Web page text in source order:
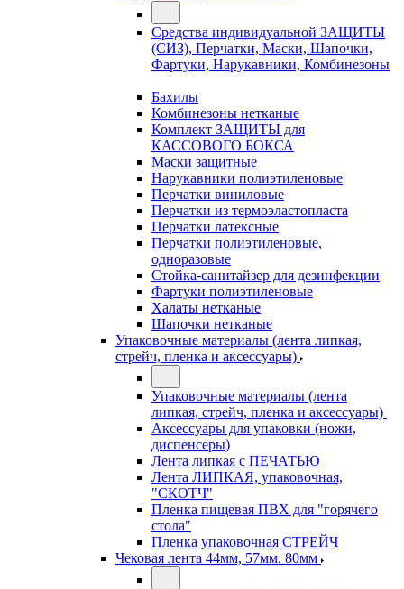
Средства индивидуальной ЗАЩИТЫ
(СИЗ), Перчатки, Маски, Шапочки,
Фартуки, Нарукавники, Комбинезоны
Бахилы
Комбинезоны нетканые
Комплект ЗАЩИТЫ для
КАССОВОГО БОКСА
Маски защитные
Нарукавники полиэтиленовые
Перчатки виниловые
Перчатки из термоэластопласта
Перчатки латексные
Перчатки полиэтиленовые,
одноразовые
Стойка-санитайзер для дезинфекции
Фартуки полиэтиленовые
Халаты нетканые
Шапочки нетканые
Упаковочные материалы (лента липкая,
стрейч, пленка и аксессуары)
Упаковочные материалы (лента
липкая, стрейч, пленка и аксессуары)
Аксессуары для упаковки (ножи,
диспенсеры)
Лента липкая с ПЕЧАТЬЮ
Лента ЛИПКАЯ, упаковочная,
"СКОТЧ"
Пленка пищевая ПВХ для "горячего
стола"
Пленка упаковочная СТРЕЙЧ
Чековая лента 44мм, 57мм. 80мм